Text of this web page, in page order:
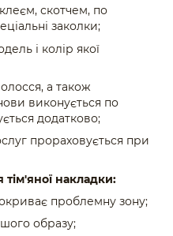
скотчем, по
заколки;
і колір якої
а також
виконується по
додатково;
прораховується при
тім'яної накладки:
проблемну зону;
образу;